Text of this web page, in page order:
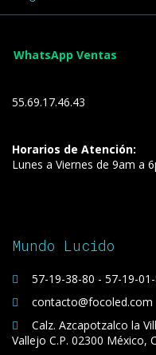
WhatsApp Ventas
55.69.17.46.43
Horarios de Atención:
Lunes a Viernes de 9am a
Mundo Lucido
57-19-38-80 - 57-19-
contacto@focoled.com
Calz. Azcapotzalco la
Vallejo C.P. 02300 México,